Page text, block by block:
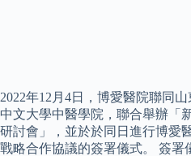
2022年12月4日，博愛醫院聯同
中文大學中醫學院，聯合舉辦「
研討會」，並於於同日進行博愛
戰略合作協議的簽署儀式。 簽署